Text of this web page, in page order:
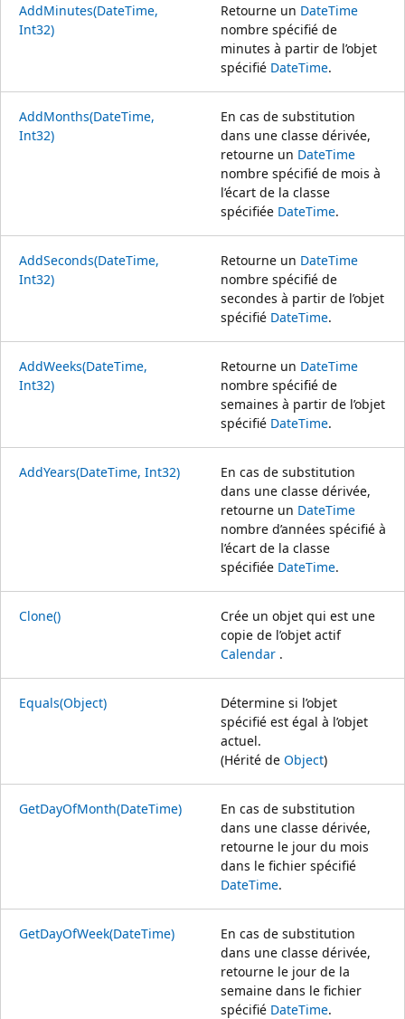
AddMinutes(DateTime,
Int32)
Retourne un DateTime
nombre spécifié de
minutes à partir de l’objet
spécifié DateTime.
AddMonths(DateTime,
Int32)
En cas de substitution
dans une classe dérivée,
retourne un DateTime
nombre spécifié de mois à
l’écart de la classe
spécifiée DateTime.
AddSeconds(DateTime,
Int32)
Retourne un DateTime
nombre spécifié de
secondes à partir de l’objet
spécifié DateTime.
AddWeeks(DateTime,
Int32)
Retourne un DateTime
nombre spécifié de
semaines à partir de l’objet
spécifié DateTime.
AddYears(DateTime, Int32)
En cas de substitution
dans une classe dérivée,
retourne un DateTime
nombre d’années spécifié à
l’écart de la classe
spécifiée DateTime.
Clone()
Crée un objet qui est une
copie de l’objet actif
Calendar .
Equals(Object)
Détermine si l’objet
spécifié est égal à l’objet
actuel.
(Hérité de Object)
GetDayOfMonth(DateTime)
En cas de substitution
dans une classe dérivée,
retourne le jour du mois
dans le fichier spécifié
DateTime.
GetDayOfWeek(DateTime)
En cas de substitution
dans une classe dérivée,
retourne le jour de la
semaine dans le fichier
spécifié DateTime.